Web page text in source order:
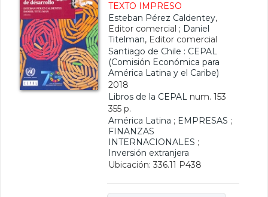
TEXTO IMPRESO
Esteban Pérez Caldentey,
Editor comercial ; Daniel
Titelman, Editor comercial
Santiago de Chile : CEPAL
(Comisión Económica para
América Latina y el Caribe)
2018
Libros de la CEPAL num. 153
355 p.
América Latina ; EMPRESAS ;
FINANZAS
INTERNACIONALES ;
Inversión extranjera
Ubicación: 336.11 P438